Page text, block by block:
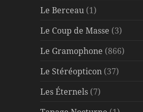
Le Berceau (1)
Le Coup de Masse (3)
Le Gramophone (866)
Le Stéréopticon (37)
Les Éternels (7)